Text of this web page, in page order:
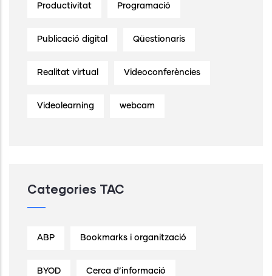
Productivitat Programació
Publicació digital Qüestionaris
Realitat virtual Videoconferències
Videolearning webcam
Categories TAC
ABP Bookmarks i organització
BYOD Cerca d’informació